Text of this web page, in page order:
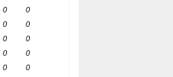
0
0
0
0
0
0
0
0
0
0